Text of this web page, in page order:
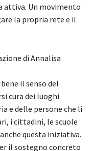
attiva. Un movimento
la propria rete e il
di Annalisa
il senso del
cura dei luoghi
e delle persone che li
i cittadini, le scuole
questa iniziativa.
il sostegno concreto